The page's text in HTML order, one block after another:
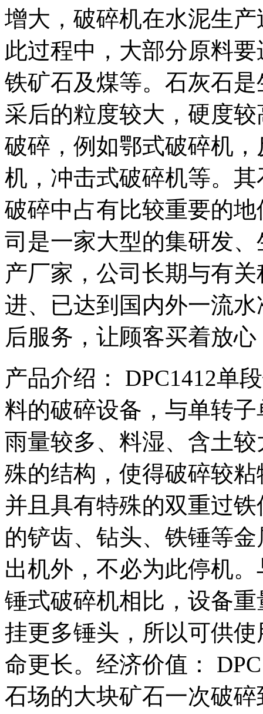
增大，破碎机在水泥生
此过程中，大部分原料
铁矿石及煤等。石灰石
采后的粒度较大，硬度
破碎，例如鄂式破碎机
机，冲击式破碎机等。
破碎中占有比较重要的
司是一家大型的集研发
产厂家，公司长期与有
进、已达到国内外一流
后服务，让顾客买着放
产品介绍： DPC1412单
料的破碎设备，与单转
雨量较多、料湿、含土
殊的结构，使得破碎较
并且具有特殊的双重过
的铲齿、钻头、铁锤等
出机外，不必为此停机
锤式破碎机相比，设备
挂更多锤头，所以可供
命更长。经济价值：
石场的大块矿石一次破